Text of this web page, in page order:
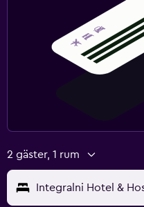
2 gäster, 1 rum
Integralni Hotel &